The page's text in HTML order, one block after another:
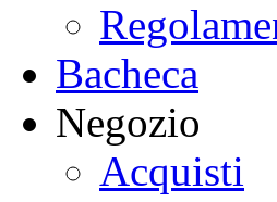
Bacheca
Negozio
Acquisti